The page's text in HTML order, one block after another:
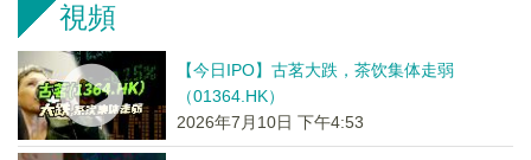
視頻
【今日IPO】古茗大跌，茶饮集体走弱
（01364.HK）
2026年7月10日 下午4:53